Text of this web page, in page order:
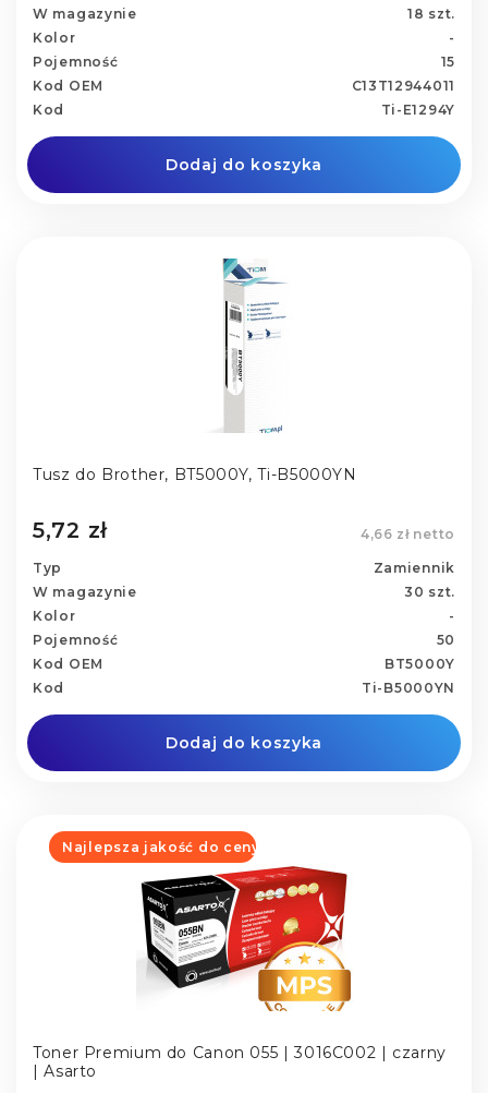
W magazynie
18 szt.
Kolor
-
Pojemność
15
Kod OEM
C13T12944011
Kod
Ti-E1294Y
Dodaj do koszyka
Tusz do Brother, BT5000Y, Ti-B5000YN
5,72 zł 4,66 zł netto
Typ
Zamiennik
W magazynie
30 szt.
Kolor
-
Pojemność
50
Kod OEM
BT5000Y
Kod
Ti-B5000YN
Dodaj do koszyka
Najlepsza jakość do ceny
Toner Premium do Canon 055 | 3016C002 | czarny
| Asarto